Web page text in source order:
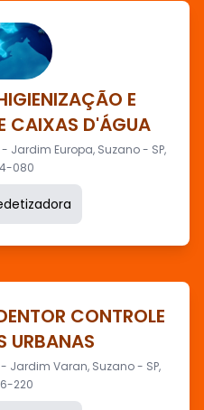
E
CAIXAS D'ÁGUA
- Jardim Europa, Suzano - SP,
080
CONTROLE
URBANAS
Jardim Varan, Suzano - SP,
220